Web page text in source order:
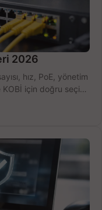
2026
hız, PoE, yönetim
için doğru seçimi